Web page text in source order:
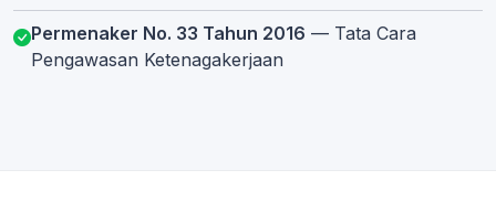
Permenaker No. 33 Tahun 2016 — Tata Cara
Pengawasan Ketenagakerjaan